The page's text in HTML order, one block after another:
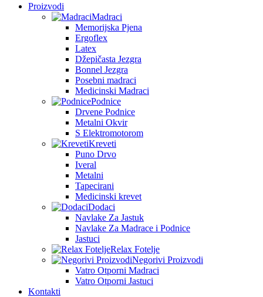
Proizvodi
Madraci
Memorijska Pjena
Ergoflex
Latex
Džepičasta Jezgra
Bonnel Jezgra
Posebni madraci
Medicinski Madraci
Podnice
Drvene Podnice
Metalni Okvir
S Elektromotorom
Kreveti
Puno Drvo
Iveral
Metalni
Tapecirani
Medicinski krevet
Dodaci
Navlake Za Jastuk
Navlake Za Madrace i Podnice
Jastuci
Relax Fotelje
Negorivi Proizvodi
Vatro Otporni Madraci
Vatro Otporni Jastuci
Kontakti